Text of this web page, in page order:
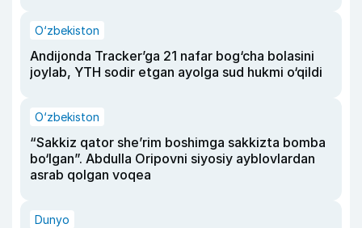
O‘zbekiston
Andijonda Tracker’ga 21 nafar bog‘cha bolasini
joylab, YTH sodir etgan ayolga sud hukmi o‘qildi
O‘zbekiston
“Sakkiz qator she’rim boshimga sakkizta bomba
bo‘lgan”. Abdulla Oripovni siyosiy ayblovlardan
asrab qolgan voqea
Dunyo